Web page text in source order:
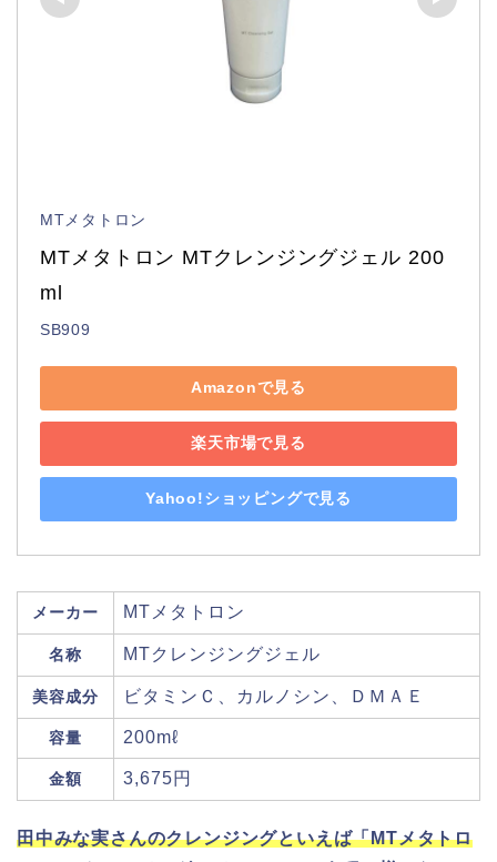
MTメタトロン
MTメタトロン MTクレンジングジェル 200
ml
SB909
Amazonで見る
楽天市場で見る
Yahoo!ショッピングで見る
メーカー MTメタトロン
名称 MTクレンジングジェル
美容成分 ビタミンＣ、カルノシン、ＤＭＡＥ
容量 200mℓ
金額 3,675円
田中みな実さんのクレンジングといえば「MTメタトロ